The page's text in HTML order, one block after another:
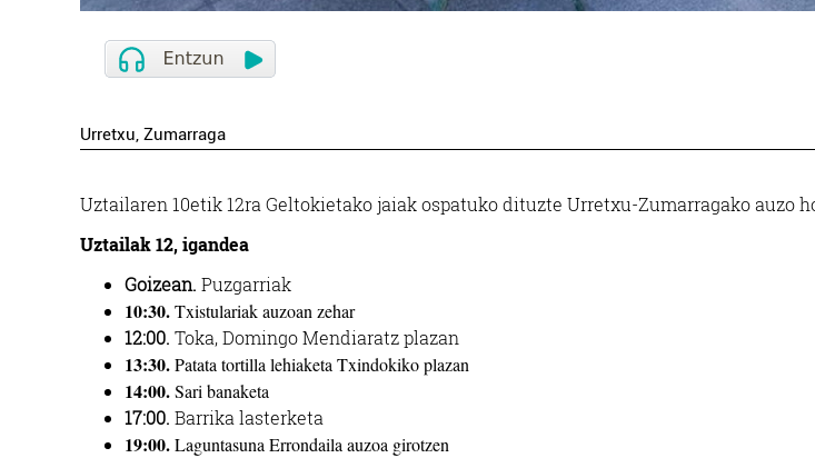
Urretxu , Zumarraga
Uztailaren 10etik 12ra Geltokietako jaiak ospatuko dituzte Urretxu-Zumarragako auzo
Uztailak 12, igandea
Goizean. Puzgarriak
10:30.Txistulariak auzoan zehar
12:00. Toka, Domingo Mendiaratz plazan
13:30.Patata tortilla lehiaketa Txindokiko plazan
14:00.Sari banaketa
17:00. Barrika lasterketa
19:00.Laguntasuna Errondaila auzoa girotzen